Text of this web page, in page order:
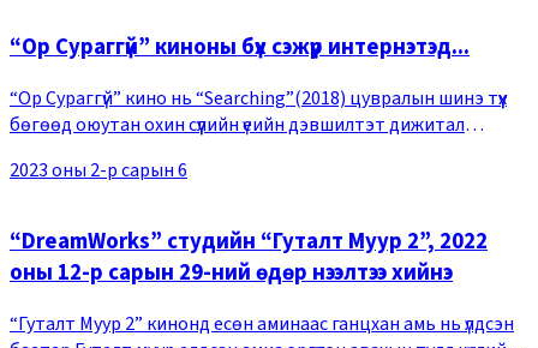
“Ор Сураггүй” киноны бүх сэжүүр интернэтэд...
“Ор Сураггүй” кино нь “Searching”(2018) цувралын шинэ түүх
бөгөөд оюутан охин сүүлийн үеийн дэвшилтэт дижитал
болсон ээжийгээ олохын тулд ганцаар
2023 оны 2-р сарын 6
“DreamWorks” студийн “Гуталт Муур 2”, 2022
оны 12-р сарын 29-ний өдөр нээлтээ хийнэ
“Гуталт Муур 2” кинонд есөн аминаас ганцхан амь нь үлдсэн